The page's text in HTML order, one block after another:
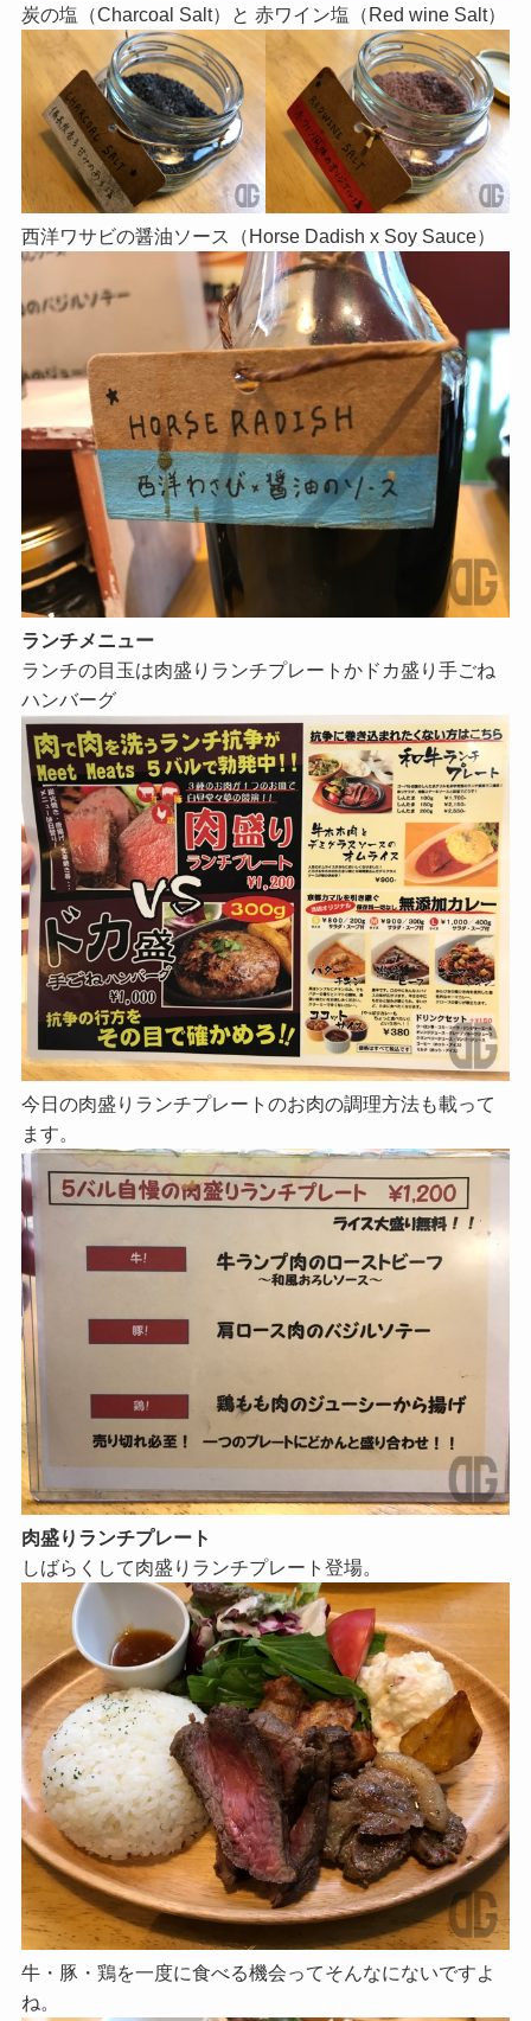
炭の塩（Charcoal Salt）と 赤ワイン塩（Red wine Salt）
西洋ワサビの醤油ソース（Horse Dadish x Soy Sauce）
ランチメニュー
ランチの目玉は肉盛りランチプレートかドカ盛り手ごね
ハンバーグ
今日の肉盛りランチプレートのお肉の調理方法も載って
ます。
肉盛りランチプレート
しばらくして肉盛りランチプレート登場。
牛・豚・鶏を一度に食べる機会ってそんなにないですよ
ね。